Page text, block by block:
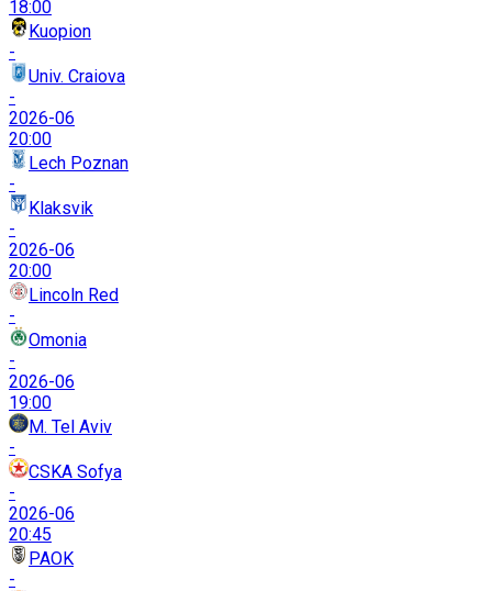
18:00
Kuopion
-
Univ. Craiova
-
2026-06
20:00
Lech Poznan
-
Klaksvik
-
2026-06
20:00
Lincoln Red
-
Omonia
-
2026-06
19:00
M. Tel Aviv
-
CSKA Sofya
-
2026-06
20:45
PAOK
-